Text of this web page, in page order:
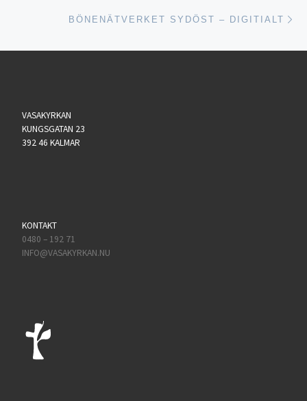
BÖNENÄTVERKET SYDÖST – DIGITIALT
VASAKYRKAN
KUNGSGATAN 23
392 46 KALMAR
KONTAKT
0480 – 192 71
INFO@VASAKYRKAN.NU